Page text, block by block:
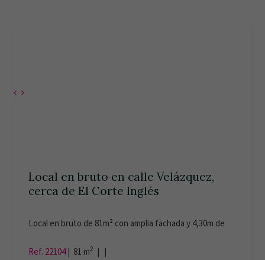
Local en bruto en calle Velázquez,
cerca de El Corte Inglés
Local en bruto de 81m² con amplia fachada y 4,30m de
El Corte Inglés.
Ref. 22104 81 m2 | |